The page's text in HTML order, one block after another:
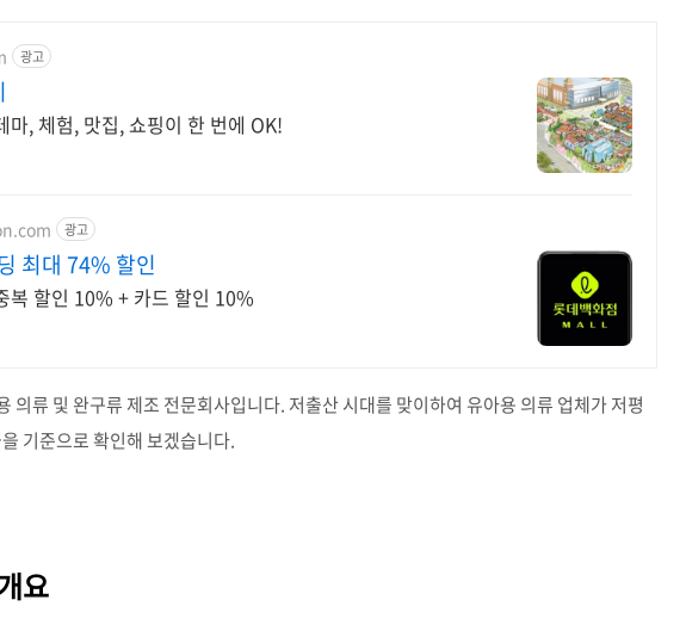
광고
마, 체험, 맛집, 쇼핑이 한 번에 OK!
광고
최대 74% 할인
복 할인 10% + 카드 할인 10%
의류 및 완구류 제조 전문회사입니다. 저출산 시대를 맞이하여 유아용 의류 업체가 저평
기준으로 확인해 보겠습니다.
요